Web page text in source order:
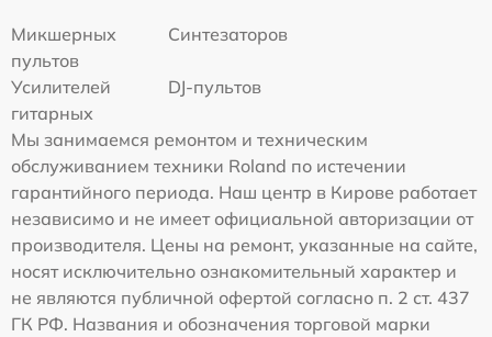
Микшерных
пультов
Синтезаторов
Усилителей
гитарных
DJ-пультов
Мы занимаемся ремонтом и техническим
обслуживанием техники Roland по истечении
гарантийного периода. Наш центр в Кирове работает
независимо и не имеет официальной авторизации от
производителя. Цены на ремонт, указанные на сайте,
носят исключительно ознакомительный характер и
не являются публичной офертой согласно п. 2 ст. 437
ГК РФ. Названия и обозначения торговой марки